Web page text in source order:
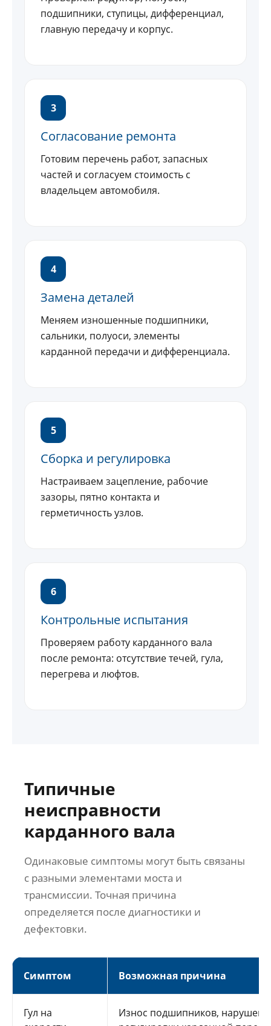
подшипники, ступицы, дифференциал,
главную передачу и корпус.
3
Согласование ремонта
Готовим перечень работ, запасных
частей и согласуем стоимость с
владельцем автомобиля.
4
Замена деталей
Меняем изношенные подшипники,
сальники, полуоси, элементы
карданной передачи и дифференциала.
5
Сборка и регулировка
Настраиваем зацепление, рабочие
зазоры, пятно контакта и
герметичность узлов.
6
Контрольные испытания
Проверяем работу карданного вала
после ремонта: отсутствие течей, гула,
перегрева и люфтов.
Типичные
неисправности
карданного вала
Одинаковые симптомы могут быть связаны
с разными элементами моста и
трансмиссии. Точная причина
определяется после диагностики и
дефектовки.
Симптом Возможная причина
Гул на
Износ подшипников,